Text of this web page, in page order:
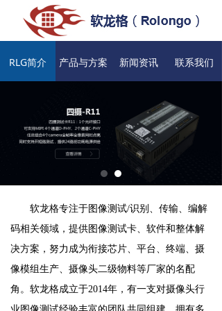
RLG简介 产品与方案 新闻资讯 联系我们
软龙格专注于图像测试/识别、传输、编解
码相关领域，提供图像测试卡、软件和整体解
决方案，努力成为衔接芯片、平台、终端、摄
像模组生产、摄像头二级物料等厂家的名配
角。软龙格成立于2014年，有一支对摄像头行